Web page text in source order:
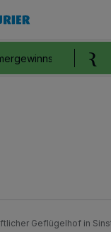
Geflügelhof in